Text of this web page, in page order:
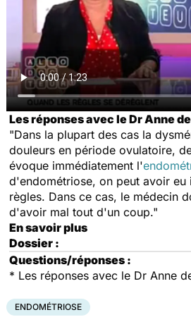
Les réponses avec le Dr Anne
"Dans la plupart des cas la
douleurs en période ovulatoire,
évoque immédiatement l'
d'endométriose, on peut avoir
règles. Dans ce cas, le médecin
d'avoir mal tout d'un coup."
En savoir plus
Dossier :
Questions/réponses :
* Les réponses avec le Dr Anne
ENDOMÉTRIOSE